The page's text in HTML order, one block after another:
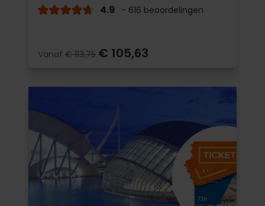
4.9 - 616 beoordelingen
Vanaf € 113,75 € 105,63